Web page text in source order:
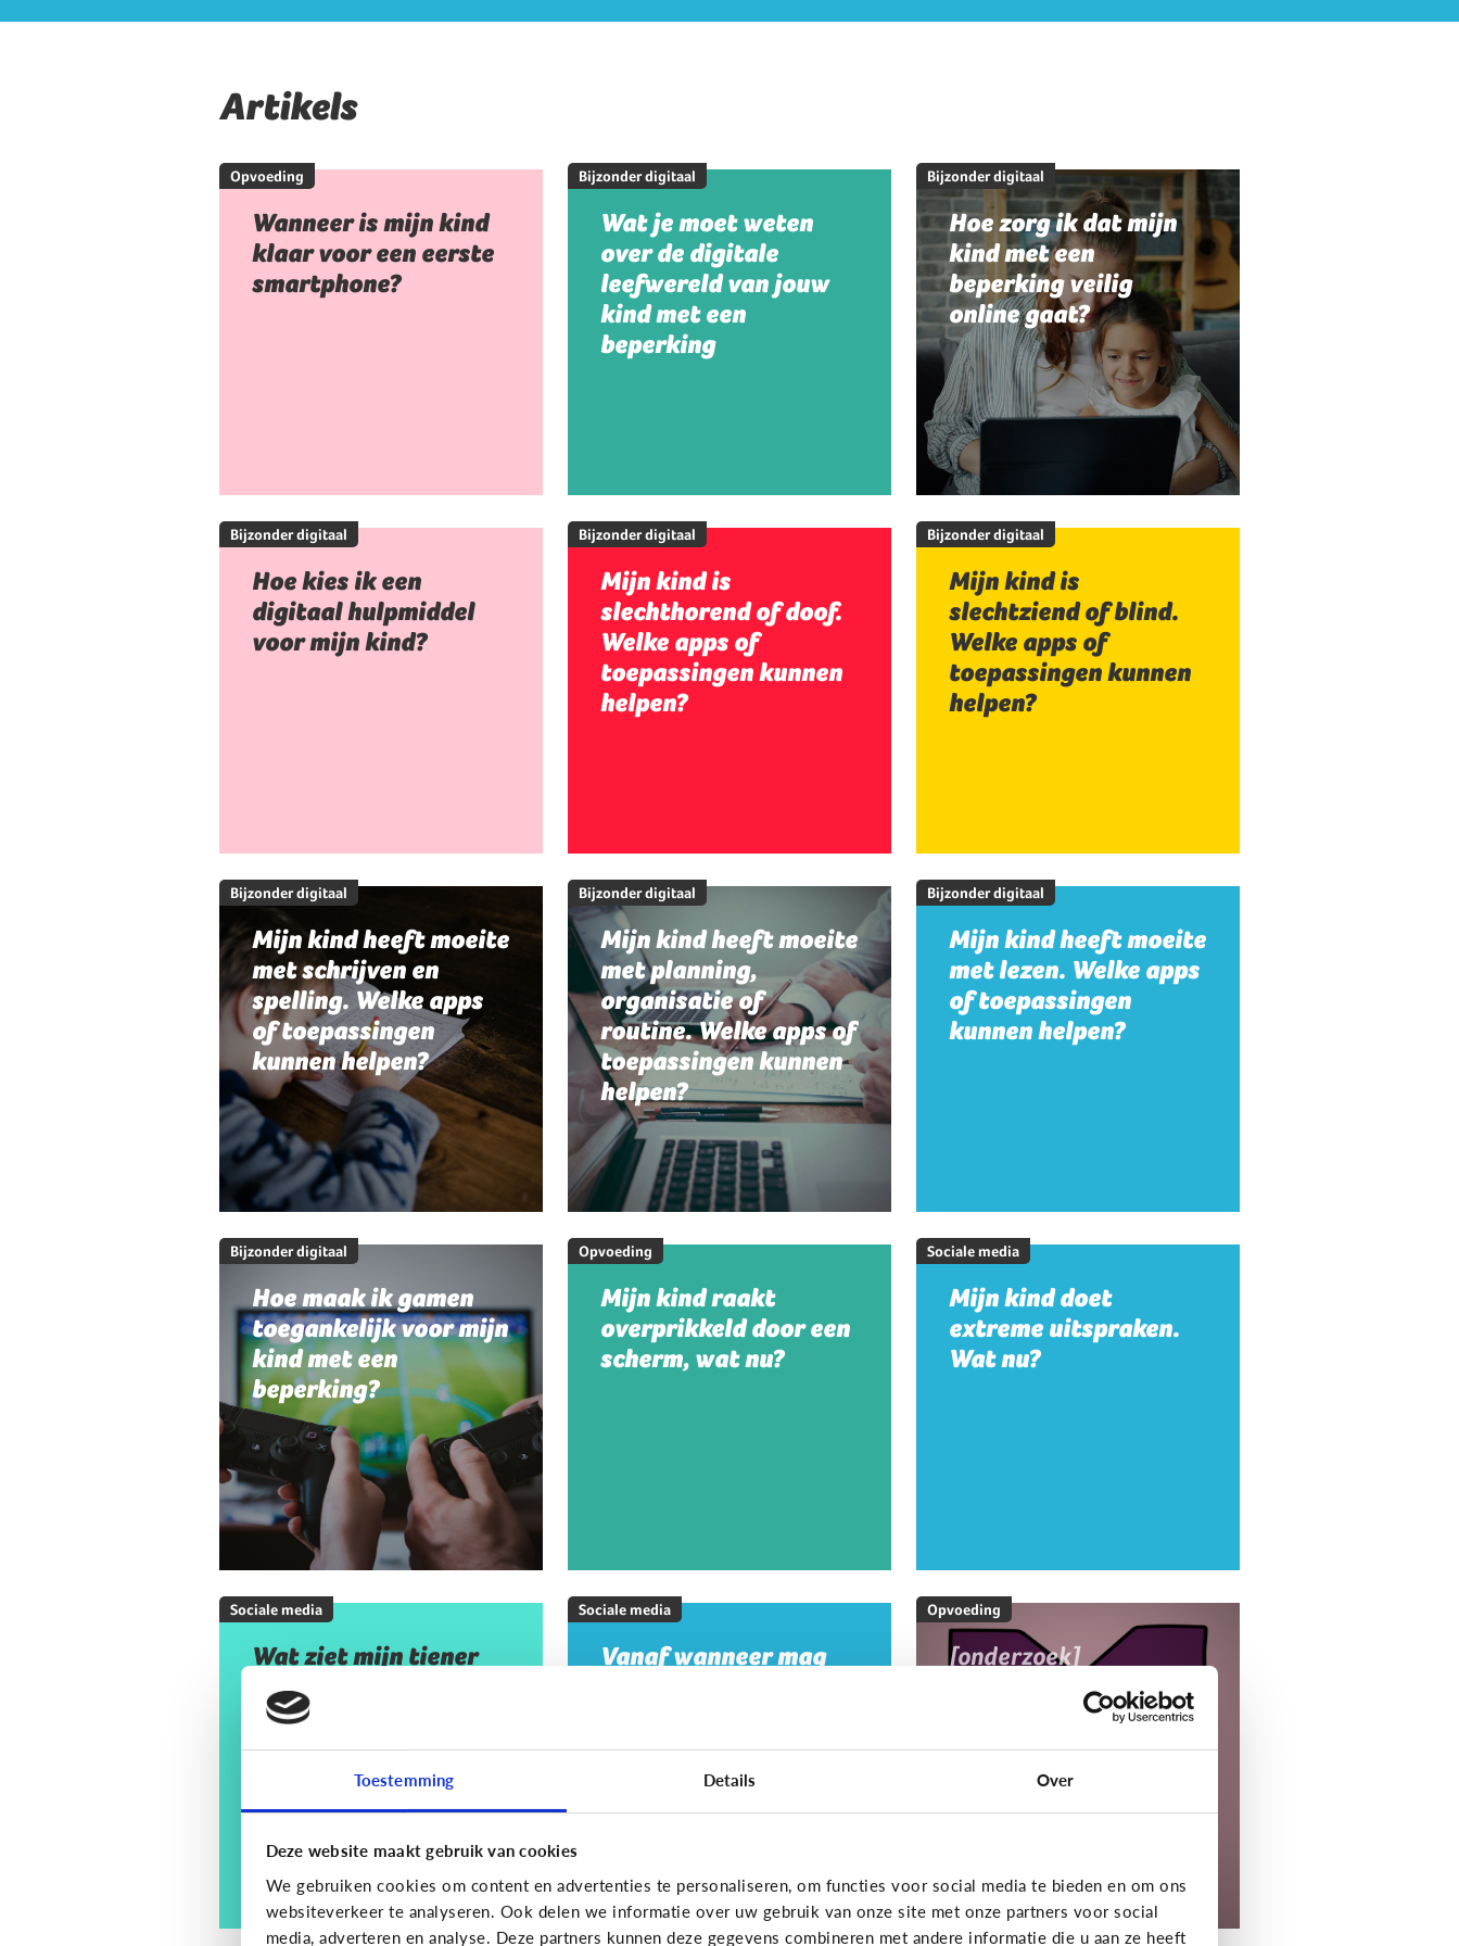
Toestemming Details Over
Deze website maakt gebruik van cookies
We gebruiken cookies om content en advertenties te personaliseren, om functies voor social media te bieden en om ons
websiteverkeer te analyseren. Ook delen we informatie over uw gebruik van onze site met onze partners voor social
media, adverteren en analyse. Deze partners kunnen deze gegevens combineren met andere informatie die u aan ze heeft
Artikels
Opvoeding
Wanneer is mijn kind
klaar voor een eerste
smartphone?
Bijzonder digitaal
Wat je moet weten
over de digitale
leefwereld van jouw
kind met een
beperking
Bijzonder digitaal
Hoe zorg ik dat mijn
kind met een
beperking veilig
online gaat?
Bijzonder digitaal
Hoe kies ik een
digitaal hulpmiddel
voor mijn kind?
Bijzonder digitaal
Mijn kind is
slechthorend of doof.
Welke apps of
toepassingen kunnen
helpen?
Bijzonder digitaal
Mijn kind is
slechtziend of blind.
Welke apps of
toepassingen kunnen
helpen?
Bijzonder digitaal
Mijn kind heeft moeite
met schrijven en
spelling. Welke apps
of toepassingen
kunnen helpen?
Bijzonder digitaal
Mijn kind heeft moeite
met planning,
organisatie of
routine. Welke apps of
toepassingen kunnen
helpen?
Bijzonder digitaal
Mijn kind heeft moeite
met lezen. Welke apps
of toepassingen
kunnen helpen?
Bijzonder digitaal
Hoe maak ik gamen
toegankelijk voor mijn
kind met een
beperking?
Opvoeding
Mijn kind raakt
overprikkeld door een
scherm, wat nu?
Sociale media
Mijn kind doet
extreme uitspraken.
Wat nu?
Sociale media
Wat ziet mijn tiener
op sociale media? En
moet ik mij daar
zorgen om maken?
Sociale media
Vanaf wanneer mag
Opvoeding
[onderzoek]
MediaNest Cijfers
2025 - Kom alles te
weten over het
mediagebruik en de
mediaopvoeding in
Ontdek het onderzoek!